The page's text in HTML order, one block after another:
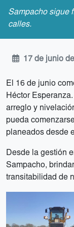
Sampacho sigue
calles.
17 de junio
El 16 de junio
Héctor
arreglo y
pueda
planeados desde
Desde la gestión
Sampacho,
transitabilidad de